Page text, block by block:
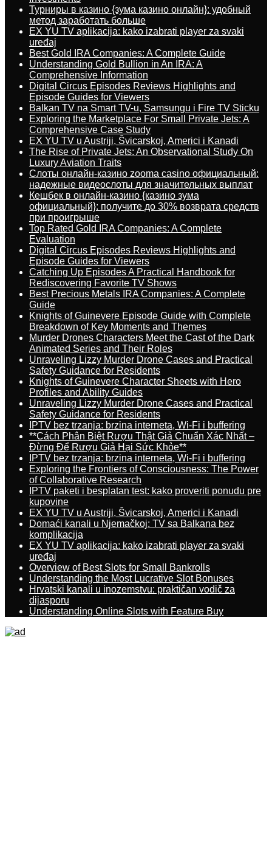
Турниры в казино {зума казино онлайн}: удобный
метод заработать больше
EX YU TV aplikacija: kako izabrati player za svaki
uređaj
Best Gold IRA Companies: A Complete Guide
Understanding Gold Bullion in An IRA: A
Comprehensive Information
Digital Circus Episodes Reviews Highlights and
Episode Guides for Viewers
Balkan TV na Smart TV-u, Samsungu i Fire TV Sticku
Exploring the Marketplace For Small Private Jets: A
Comprehensive Case Study
EX YU TV u Austriji, Švicarskoj, Americi i Kanadi
The Rise of Private Jets: An Observational Study On
Luxury Aviation Traits
Слоты онлайн-казино zooma casino официальный:
надежные видеослоты для значительных выплат
Кешбек в онлайн-казино {казино зума
официальный}: получите до 30% возврата средств
при проигрыше
Top Rated Gold IRA Companies: A Complete
Evaluation
Digital Circus Episodes Reviews Highlights and
Episode Guides for Viewers
Catching Up Episodes A Practical Handbook for
Rediscovering Favorite TV Shows
Best Precious Metals IRA Companies: A Complete
Guide
Knights of Guinevere Episode Guide with Complete
Breakdown of Key Moments and Themes
Murder Drones Characters Meet the Cast of the Dark
Animated Series and Their Roles
Unraveling Lizzy Murder Drone Cases and Practical
Safety Guidance for Residents
Knights of Guinevere Character Sheets with Hero
Profiles and Ability Guides
Unraveling Lizzy Murder Drone Cases and Practical
Safety Guidance for Residents
IPTV bez trzanja: brzina interneta, Wi-Fi i buffering
**Cách Phân Biệt Rượu Thật Giả Chuẩn Xác Nhất –
Đừng Để Rượu Giả Hại Sức Khỏe**
IPTV bez trzanja: brzina interneta, Wi-Fi i buffering
Exploring the Frontiers of Consciousness: The Power
of Collaborative Research
IPTV paketi i besplatan test: kako proveriti ponudu pre
kupovine
EX YU TV u Austriji, Švicarskoj, Americi i Kanadi
Domaći kanali u Njemačkoj: TV sa Balkana bez
komplikacija
EX YU TV aplikacija: kako izabrati player za svaki
uređaj
Overview of Best Slots for Small Bankrolls
Understanding the Most Lucrative Slot Bonuses
Hrvatski kanali u inozemstvu: praktičan vodič za
dijasporu
Understanding Online Slots with Feature Buy